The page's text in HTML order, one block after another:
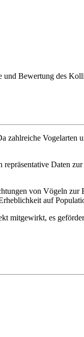
Bewertung des
zahlreiche Vogelarten
repräsentative Daten
von Vögeln zur
auf
mitgewirkt, es